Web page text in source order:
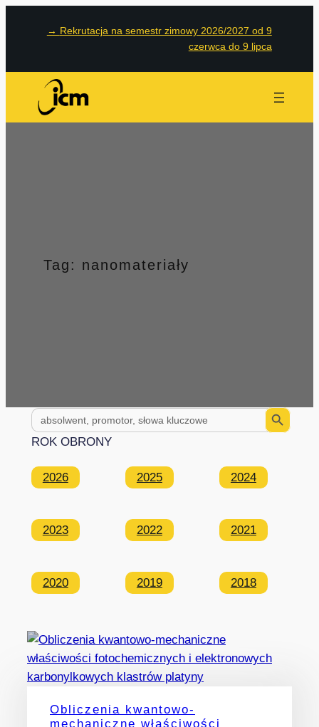
→ Rekrutacja na semestr zimowy 2026/2027 od 9
czerwca do 9 lipca
Tag: nanomateriały
Search
for:
Search Button
ROK OBRONY
2026 2025 2024
2023 2022 2021
2020 2019 2018
Obliczenia kwantowo-
mechaniczne właściwości